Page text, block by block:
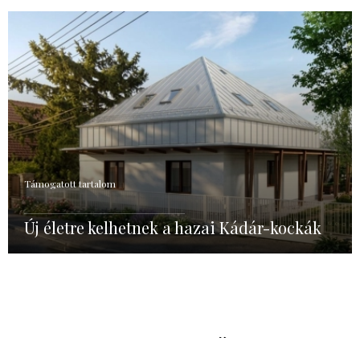
Támogatott tartalom
Új életre kelhetnek a hazai Kádár-kockák